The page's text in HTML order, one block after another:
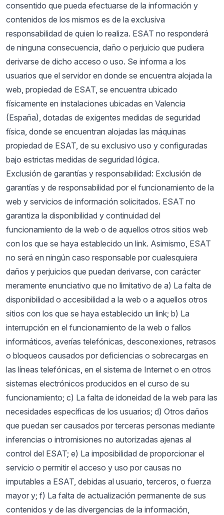
consentido que pueda efectuarse de la información y
contenidos de los mismos es de la exclusiva
responsabilidad de quien lo realiza. ESAT no responderá
de ninguna consecuencia, daño o perjuicio que pudiera
derivarse de dicho acceso o uso. Se informa a los
usuarios que el servidor en donde se encuentra alojada la
web, propiedad de ESAT, se encuentra ubicado
físicamente en instalaciones ubicadas en Valencia
(España), dotadas de exigentes medidas de seguridad
física, donde se encuentran alojadas las máquinas
propiedad de ESAT, de su exclusivo uso y configuradas
bajo estrictas medidas de seguridad lógica.
Exclusión de garantías y responsabilidad: Exclusión de
garantías y de responsabilidad por el funcionamiento de la
web y servicios de información solicitados. ESAT no
garantiza la disponibilidad y continuidad del
funcionamiento de la web o de aquellos otros sitios web
con los que se haya establecido un link. Asimismo, ESAT
no será en ningún caso responsable por cualesquiera
daños y perjuicios que puedan derivarse, con carácter
meramente enunciativo que no limitativo de a) La falta de
disponibilidad o accesibilidad a la web o a aquellos otros
sitios con los que se haya establecido un link; b) La
interrupción en el funcionamiento de la web o fallos
informáticos, averías telefónicas, desconexiones, retrasos
o bloqueos causados por deficiencias o sobrecargas en
las líneas telefónicas, en el sistema de Internet o en otros
sistemas electrónicos producidos en el curso de su
funcionamiento; c) La falta de idoneidad de la web para las
necesidades específicas de los usuarios; d) Otros daños
que puedan ser causados por terceras personas mediante
inferencias o intromisiones no autorizadas ajenas al
control del ESAT; e) La imposibilidad de proporcionar el
servicio o permitir el acceso y uso por causas no
imputables a ESAT, debidas al usuario, terceros, o fuerza
mayor y; f) La falta de actualización permanente de sus
contenidos y de las divergencias de la información,